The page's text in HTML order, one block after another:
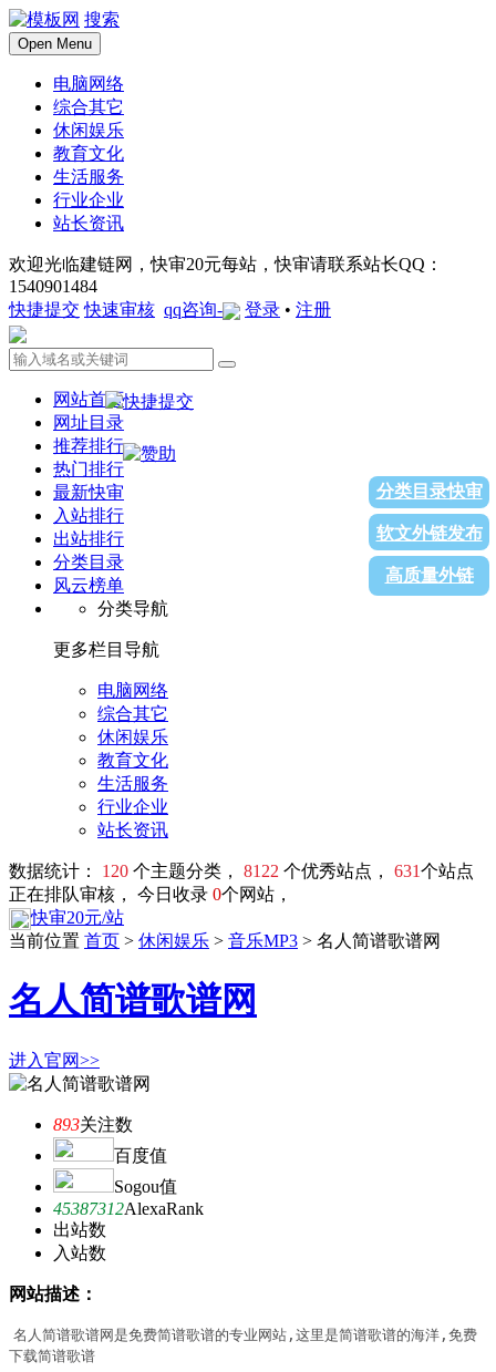
搜索
Open Menu
电脑网络
综合其它
休闲娱乐
教育文化
生活服务
行业企业
站长资讯
欢迎光临建链网，快审20元每站，快审请联系站长QQ：
1540901484
快捷提交 快速审核 qq咨询- 登录 • 注册
网站首页
网址目录
推荐排行
热门排行
最新快审
入站排行
出站排行
分类目录
风云榜单
分类导航
更多栏目导航
电脑网络
综合其它
休闲娱乐
教育文化
生活服务
行业企业
站长资讯
数据统计： 120 个主题分类， 8122 个优秀站点， 631个站点
正在排队审核， 今日收录 0个网站，
快审20元/站
分类目录快审
软文外链发布
高质量外链
当前位置 首页 > 休闲娱乐 > 音乐MP3 > 名人简谱歌谱网
名人简谱歌谱网
进入官网>>
893关注数
百度值
Sogou值
45387312AlexaRank
出站数
入站数
网站描述：
名人简谱歌谱网是免费简谱歌谱的专业网站,这里是简谱歌谱的海洋,免费
下载简谱歌谱